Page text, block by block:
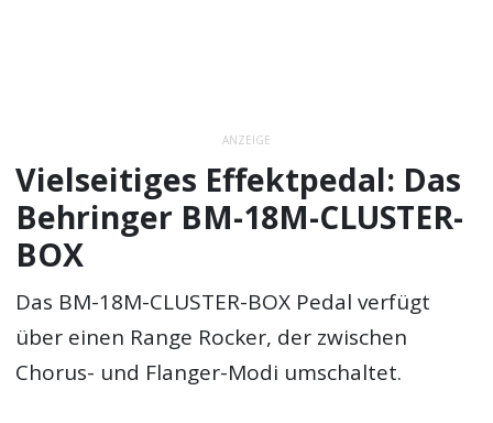
ANZEIGE
Vielseitiges Effektpedal: Das
Behringer BM-18M-CLUSTER-
BOX
Das BM-18M-CLUSTER-BOX Pedal verfügt
über einen Range Rocker, der zwischen
Chorus- und Flanger-Modi umschaltet.